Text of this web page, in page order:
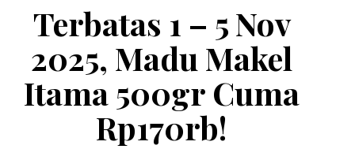
Terbatas 1 – 5 Nov
2025, Madu Makel
Itama 500gr Cuma
Rp170rb!